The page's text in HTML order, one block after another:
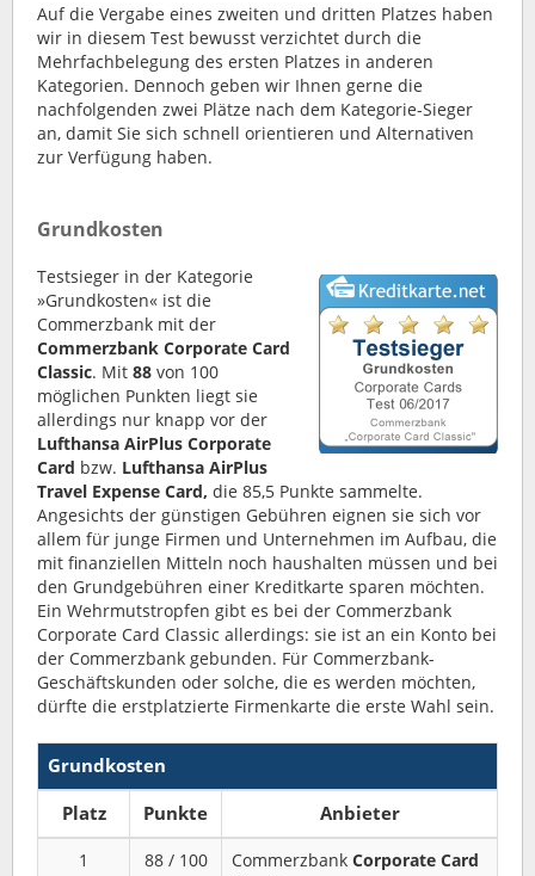
Auf die Vergabe eines zweiten und dritten Platzes haben
wir in diesem Test bewusst verzichtet durch die
Mehrfachbelegung des ersten Platzes in anderen
Kategorien. Dennoch geben wir Ihnen gerne die
nachfolgenden zwei Plätze nach dem Kategorie-Sieger
an, damit Sie sich schnell orientieren und Alternativen
zur Verfügung haben.
Grundkosten
Testsieger in der Kategorie
»Grundkosten« ist die
Commerzbank mit der
Commerzbank Corporate Card
Classic. Mit 88 von 100
möglichen Punkten liegt sie
allerdings nur knapp vor der
Lufthansa AirPlus Corporate
Card bzw. Lufthansa AirPlus
Travel Expense Card, die 85,5 Punkte sammelte.
Angesichts der günstigen Gebühren eignen sie sich vor
allem für junge Firmen und Unternehmen im Aufbau, die
mit finanziellen Mitteln noch haushalten müssen und bei
den Grundgebühren einer Kreditkarte sparen möchten.
Ein Wehrmutstropfen gibt es bei der Commerzbank
Corporate Card Classic allerdings: sie ist an ein Konto bei
der Commerzbank gebunden. Für Commerzbank-
Geschäftskunden oder solche, die es werden möchten,
dürfte die erstplatzierte Firmenkarte die erste Wahl sein.
Grundkosten
Platz
Punkte Anbieter
1 88 / 100 Commerzbank Corporate Card